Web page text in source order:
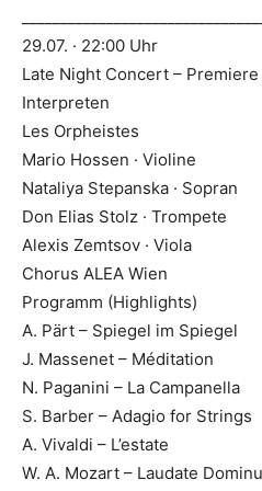
29.07. · 22:00 Uhr
Late Night Concert – Premiere
Interpreten
Les Orpheistes
Mario Hossen · Violine
Nataliya Stepanska · Sopran
Don Elias Stolz · Trompete
Alexis Zemtsov · Viola
Chorus ALEA Wien
Programm (Highlights)
A. Pärt – Spiegel im Spiegel
J. Massenet – Méditation
N. Paganini – La Campanella
S. Barber – Adagio for Strings
A. Vivaldi – L’estate
W. A. Mozart – Laudate